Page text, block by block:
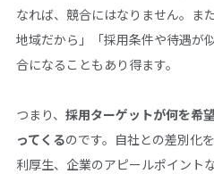
なれば、競合にはなりません。ま
地域だから」「採用条件や待遇が
合になることもあり得ます。
つまり、 採用ターゲットが何を希
ってくるのです。自社との差別化
利厚生、企業のアピールポイント